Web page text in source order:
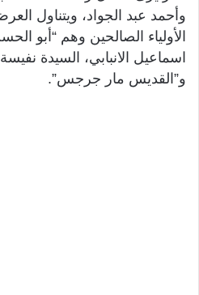
وأحمد عبد الجواد، ويتناول
الأولياء الصالحين وهم “أبو
اسماعيل الانبابي، السيدة
و”القديس مار جرجس”.